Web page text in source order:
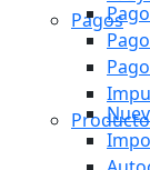
Pagos